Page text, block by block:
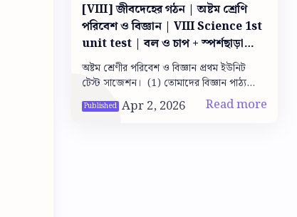
[VIII] জীবদেহের গঠন | অষ্টম শ্রেণি
পরিবেশ ও বিজ্ঞান | VIII Science 1st
unit test | বল ও চাপ + স্পর্শছাড়া
ক্রিয়াশীল বল, মৌল, যৌগ ও রাসায়নিক
বিক্রিয়া (পদার্থের প্রকৃতি গঠন),
অষ্টম শ্রেণীর পরিবেশ ও বিজ্ঞান প্রথম ইউনিট
টেস্ট সাজেশন। (1) তোমাদের বিজ্ঞান পাঠ্য
বইয়ের নাম কি? উত্তর: পরিবেশ ও বিজ্ঞান। (2)
প্রথম …